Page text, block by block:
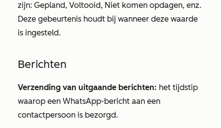
zijn: Gepland, Voltooid, Niet komen opdagen, enz.
Deze gebeurtenis houdt bij wanneer deze waarde
is ingesteld.
Berichten
Verzending van uitgaande berichten: het tijdstip
waarop een WhatsApp-bericht aan een
contactpersoon is bezorgd.